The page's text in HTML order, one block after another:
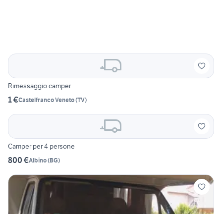
Rimessaggio camper
1 €Castelfranco Veneto(TV)
Camper per 4 persone
800 €Albino(BG)